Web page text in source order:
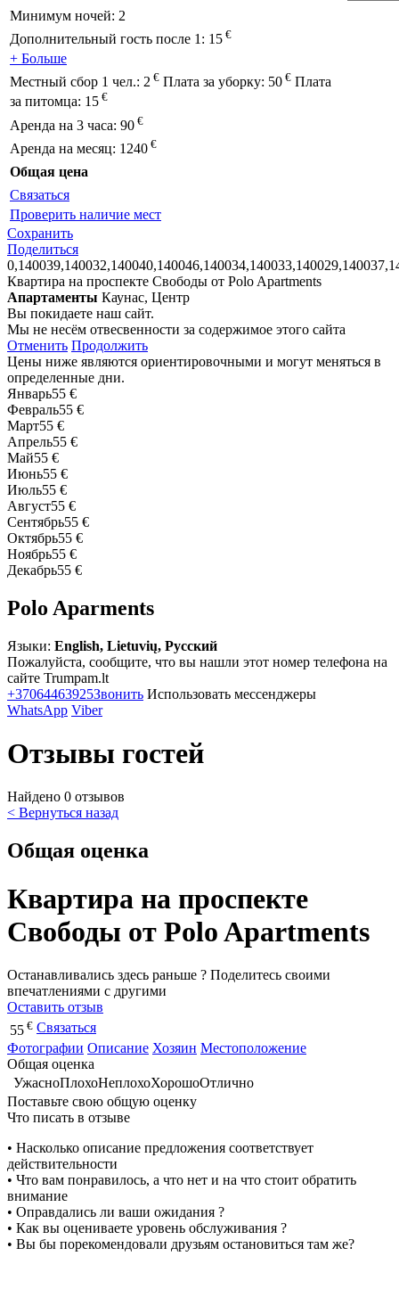
Минимум ночей: 2
Дополнительный гость после 1: 15 €
+ Больше
Местный сбор 1 чел.: 2 € Плата за уборку: 50 € Плата
за питомца: 15 €
Аренда на 3 часа: 90 €
Аренда на месяц: 1240 €
Общая цена
Связаться
Проверить наличие мест
Сохранить
Поделиться
Квартира на проспекте Свободы от Polo Apartments
Апартаменты Каунас, Центр
Вы покидаете наш сайт.
Мы не несём отвесвенности за содержимое этого сайта
Отменить Продолжить
Цены ниже являются ориентировочными и могут меняться в
определенные дни.
Январь55 €
Февраль55 €
Март55 €
Апрель55 €
Май55 €
Июнь55 €
Июль55 €
Август55 €
Сентябрь55 €
Октябрь55 €
Ноябрь55 €
Декабрь55 €
Polo Aparments
Языки: English, Lietuvių, Русский
Пожалуйста, сообщите, что вы нашли этот номер телефона на
сайте Trumpam.lt
+37064463925Звонить Использовать мессенджеры
WhatsApp Viber
Отзывы гостей
Найдено 0 отзывов
< Вернуться назад
Общая оценка
Квартира на проспекте
Свободы от Polo Apartments
Останавливались здесь раньше ? Поделитесь своими
впечатлениями с другими
Оставить отзыв
55 € Связаться
Фотографии Описание Хозяин Местоположение
Общая оценка
УжасноПлохоНеплохоХорошоОтлично
Поставьте свою общую оценку
Что писать в отзыве
• Насколько описание предложения соответствует
действительности
• Что вам понравилось, а что нет и на что стоит обратить
внимание
• Оправдались ли ваши ожидания ?
• Как вы оцениваете уровень обслуживания ?
• Вы бы порекомендовали друзьям остановиться там же?